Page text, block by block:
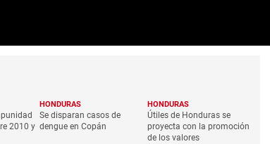
2010 y
HONDURAS
Se disparan casos de
dengue en Copán
HONDURAS
Útiles de Honduras se
proyecta con la promoción
de los valores